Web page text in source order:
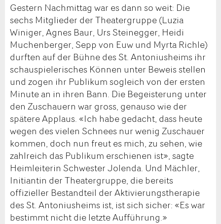
Gestern Nachmittag war es dann so weit: Die
sechs Mitglieder der Theatergruppe (Luzia
Winiger, Agnes Baur, Urs Steinegger, Heidi
Muchenberger, Sepp von Euw und Myrta Richle)
durften auf der Bühne des St. Antoniusheims ihr
schauspielerisches Können unter Beweis stellen
und zogen ihr Publikum sogleich von der ersten
Minute an in ihren Bann. Die Begeisterung unter
den Zuschauern war gross, genauso wie der
spätere Applaus. «Ich habe gedacht, dass heute
wegen des vielen Schnees nur wenig Zuschauer
kommen, doch nun freut es mich, zu sehen, wie
zahlreich das Publikum erschienen ist», sagte
Heimleiterin Schwester Jolenda. Und Mächler,
Initiantin der Theatergruppe, die bereits
offizieller Bestandteil der Aktivierungstherapie
des St. Antoniusheims ist, ist sich sicher: «Es war
bestimmt nicht die letzte Aufführung.»